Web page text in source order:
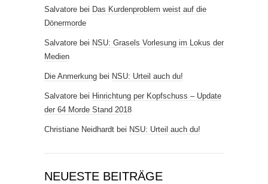
Salvatore bei Das Kurdenproblem weist auf die
Dönermorde
Salvatore bei NSU: Grasels Vorlesung im Lokus der
Medien
Die Anmerkung bei NSU: Urteil auch du!
Salvatore bei Hinrichtung per Kopfschuss – Update
der 64 Morde Stand 2018
Christiane Neidhardt bei NSU: Urteil auch du!
NEUESTE BEITRÄGE